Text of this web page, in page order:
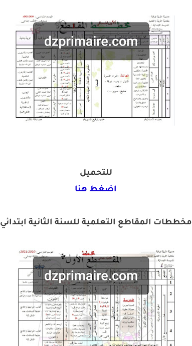
للتحميل
اضغط هنا
مخططات المقاطع التعلمية للسنة الثانية ابتدائي